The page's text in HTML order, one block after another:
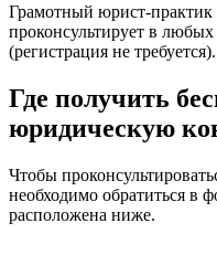
Грамотный юрист-
проконсультирует в
(регистрация не требуется).
Где получить
юридическую
Чтобы
необходимо обратиться в
расположена ниже.